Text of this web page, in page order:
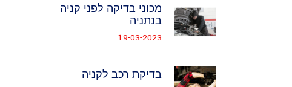
מכוני בדיקה לפני קניה
בנתניה
19-03-2023
בדיקת רכב לקניה